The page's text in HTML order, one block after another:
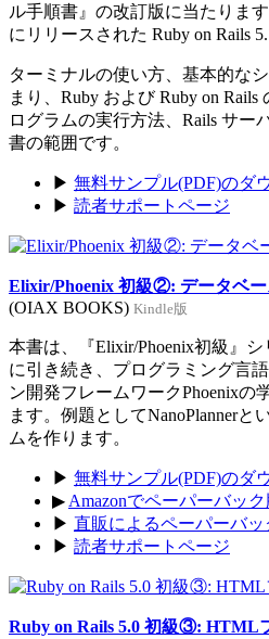
ル手順書』の改訂版に当たりま
にリリースされた Ruby on Rails
ターミナルの使い方、基本的な
まり、Ruby および Ruby on
ログラムの実行方法、Rails サー
書の範囲です。
▶ 無料サンプル(PDF)のダ
▶ 読者サポートページ
Elixir/Phoenix 初級②: データベ
(OIAX BOOKS) Kindle版
本書は、『Elixir/Phoenix初級』
に引き続き、プログラミング言
ン開発フレームワークPhoenixの
ます。例題としてNanoPlannerと
ムを作ります。
▶ 無料サンプル(PDF)のダ
▶ Amazonでペーパーバッ
▶ 直販によるペーパーバッ
▶ 読者サポートページ
Ruby on Rails 5.0 初級③: HTML